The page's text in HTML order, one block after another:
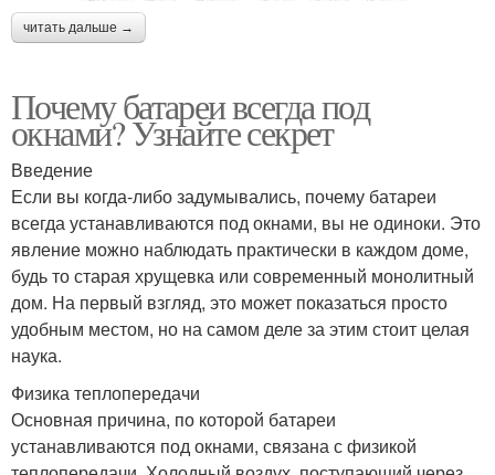
читать дальше →
Почему батареи всегда под
окнами? Узнайте секрет
Введение
Если вы когда-либо задумывались, почему батареи
всегда устанавливаются под окнами, вы не одиноки. Это
явление можно наблюдать практически в каждом доме,
будь то старая хрущевка или современный монолитный
дом. На первый взгляд, это может показаться просто
удобным местом, но на самом деле за этим стоит целая
наука.
Физика теплопередачи
Основная причина, по которой батареи
устанавливаются под окнами, связана с физикой